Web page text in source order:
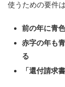
使うための要件
前の年に青
赤字の年も
る
「還付請求